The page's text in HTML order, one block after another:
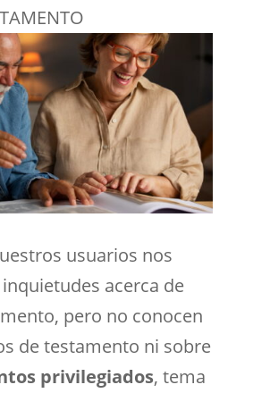
usuarios nos
acerca de
pero no conocen
de testamento ni sobre
privilegiados, tema